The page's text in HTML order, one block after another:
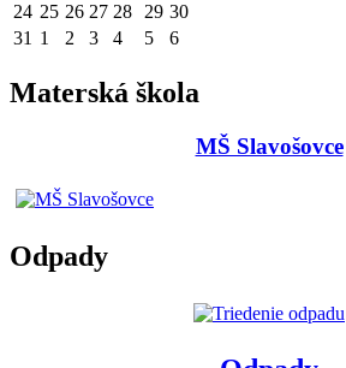
24 25 26 27 28 29 30
31 1 2 3 4 5 6
Materská škola
MŠ Slavošovce
Odpady